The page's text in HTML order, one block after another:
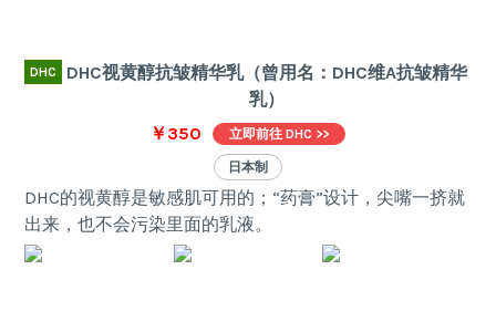
DHC
DHC视黄醇抗皱精华乳（曾用名：DHC维A抗皱精华
乳）
￥350
立即前往 DHC >>
日本制
DHC的视黄醇是敏感肌可用的；“药膏”设计，尖嘴一挤就
出来，也不会污染里面的乳液。